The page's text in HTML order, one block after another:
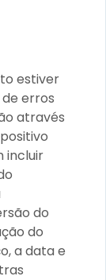
estiver
erros
através
incluir
do
do
a data e